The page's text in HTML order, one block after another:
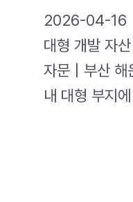
2026-04-16
대형 개발 자
자문 | 부산 해
내 대형 부지